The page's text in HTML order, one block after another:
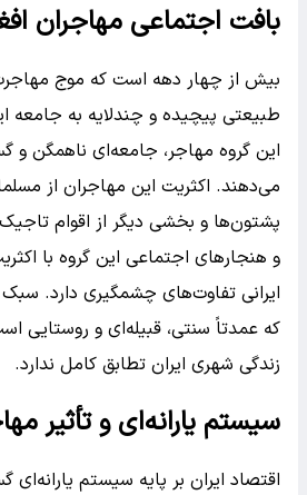
بافت اجتماعی مهاجران
بیش از چهار دهه است که موج مهاجرت
طبیعتی پیچیده و چندلایه به جامعه
این گروه مهاجر، جامعه‌ای ناهمگن و
می‌دهند. اکثریت این مهاجران از
پشتون‌ها و بخشی دیگر از اقوام
و هنجارهای اجتماعی این گروه با
ایرانی تفاوت‌های چشمگیری دارد. سبک
که عمدتاً سنتی، قبیله‌ای و روستایی
زندگی شهری ایران تطابق کامل ندارد.
سیستم یارانه‌ای و تأثیر
اقتصاد ایران بر پایه سیستم یارانه‌ای